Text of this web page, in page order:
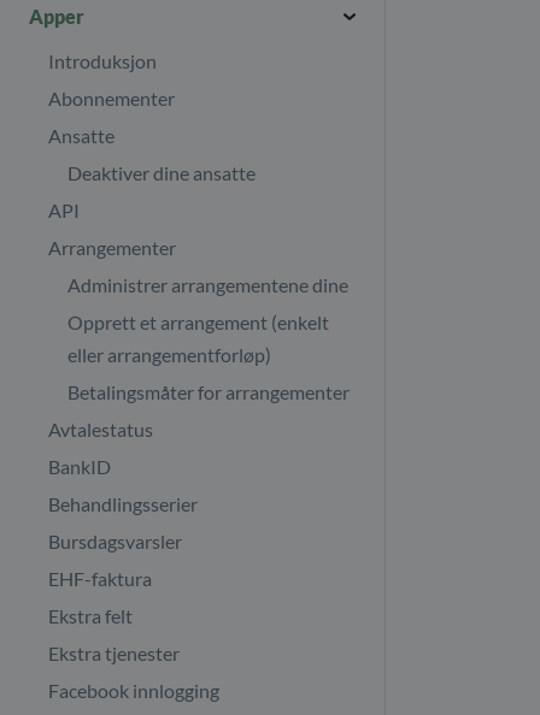
Kontakter og betalere
Refunder klientene dine
Rapport over alle inntekter
Multi valuta
Last ned journaler
Journalmaler
Introduksjon
Finn abonnementsfakturaene
Apper
Introduksjon
Abonnementer
Ansatte
Deaktiver dine ansatte
API
Arrangementer
Administrer arrangementene dine
Opprett et arrangement (enkelt
eller arrangementforløp)
Betalingsmåter for arrangementer
Avtalestatus
BankID
Behandlingsserier
Bursdagsvarsler
EHF-faktura
Ekstra felt
Ekstra tjenester
Facebook innlogging